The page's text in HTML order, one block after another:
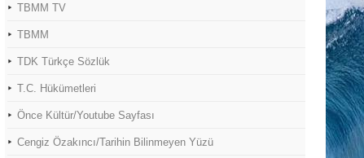
TBMM TV
TBMM
TDK Türkçe Sözlük
T.C. Hükümetleri
Önce Kültür/Youtube Sayfası
Cengiz Özakıncı/Tarihin Bilinmeyen Yüzü